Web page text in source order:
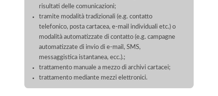
risultati delle comunicazioni;
tramite modalità tradizionali (e.g. contatto
telefonico, posta cartacea, e-mail individuali etc.) o
modalità automatizzate di contatto (e.g. campagne
automatizzate di invio di e-mail, SMS,
messaggistica istantanea, ecc.).;
trattamento manuale a mezzo di archivi cartacei;
trattamento mediante mezzi elettronici.